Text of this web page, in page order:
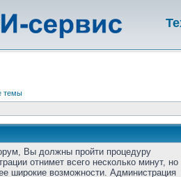
темы
Вы должны пройти процедуру
отнимет всего несколько минут, но
широкие возможности. Администрация